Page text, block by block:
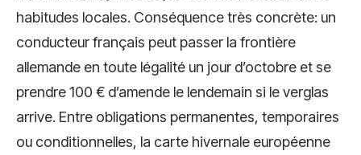
habitudes locales. Conséquence très concrète: un
conducteur français peut passer la frontière
allemande en toute légalité un jour d’octobre et se
prendre 100 € d’amende le lendemain si le verglas
arrive. Entre obligations permanentes, temporaires
ou conditionnelles, la carte hivernale européenne